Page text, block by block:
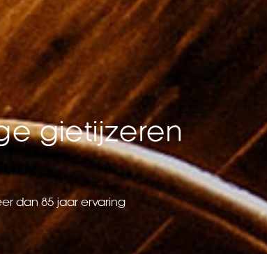
gietijzeren
dan 85 jaar ervaring